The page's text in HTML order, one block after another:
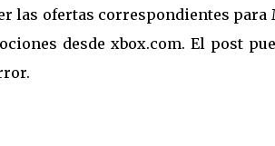
las ofertas correspondientes para
desde xbox.com. El post